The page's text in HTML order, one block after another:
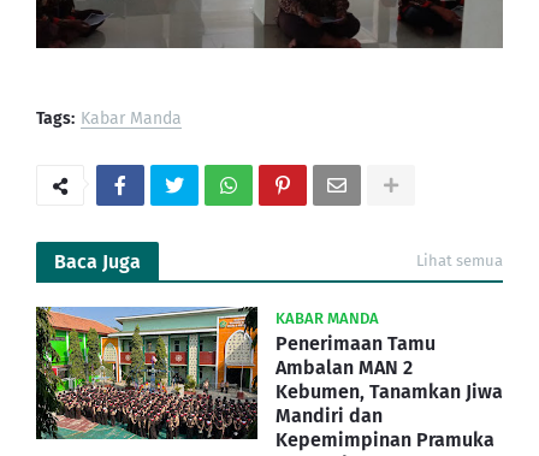
Tags: Kabar Manda
Baca Juga Lihat semua
KABAR MANDA
Penerimaan Tamu
Ambalan MAN 2
Kebumen, Tanamkan Jiwa
Mandiri dan
Kepemimpinan Pramuka